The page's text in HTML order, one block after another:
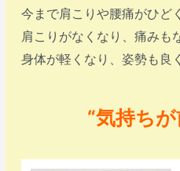
今まで肩こりや腰痛がひど
肩こりがなくなり、痛みも
身体が軽くなり、姿勢も良
“気持ち